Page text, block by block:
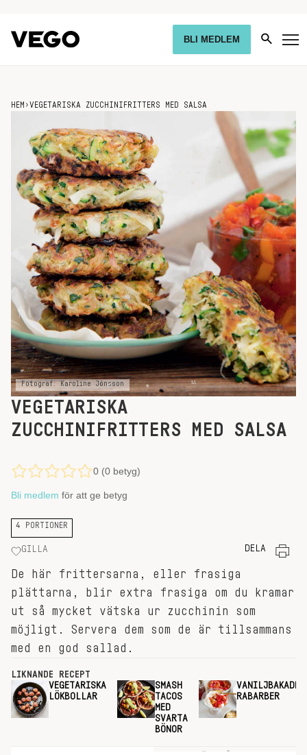
BLI MEDLEM
HEM ›VEGETARISKA ZUCCHINIFRITTERS MED SALSA
Fotograf: Karoline Jönsson
VEGETARISKA
ZUCCHINIFRITTERS MED SALSA
0 (0 betyg)
Bli medlem för att ge betyg
4 PORTIONER
GILLA DELA
De här frittersarna, eller frasiga
plättarna, blir extra frasiga om du kramar
ut så mycket vätska ur zucchinin som
möjligt. Servera dem som de är tillsammans
med en god sallad.
LIKNANDE RECEPT
VEGETARISKA
LÖKBOLLAR
SMASH
TACOS
MED
SVARTA
BÖNOR
VANILJBAKADE
RABARBER